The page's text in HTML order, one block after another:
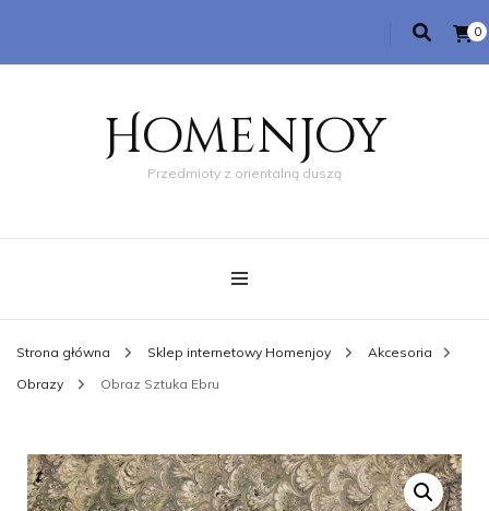
0
Homenjoy
Przedmioty z orientalną duszą
Strona główna Sklep internetowy Homenjoy
Akcesoria
Obrazy
Obraz Sztuka Ebru